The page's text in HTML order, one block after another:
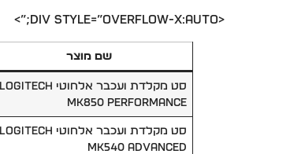
<div style=”overflow-x:auto;”>
שם מוצר
סט מקלדת ועכבר אלחוטי Logitech
MK850 Performance
סט מקלדת ועכבר אלחוטי Logitech
MK540 Advanced